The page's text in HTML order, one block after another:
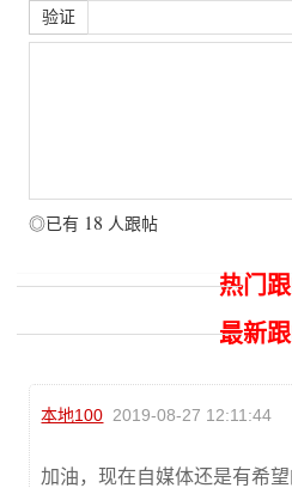
验证
◎已有 18 人跟帖
热门
最新
本地100 2019-08-27 12:11:44
加油，现在自媒体还是有希